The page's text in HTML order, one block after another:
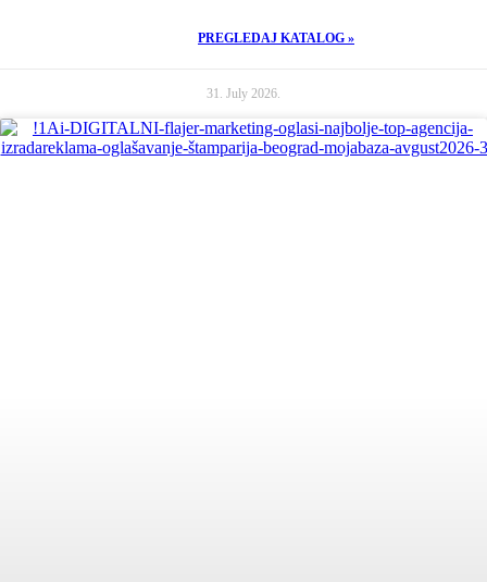
PREGLEDAJ KATALOG »
31. July 2026.